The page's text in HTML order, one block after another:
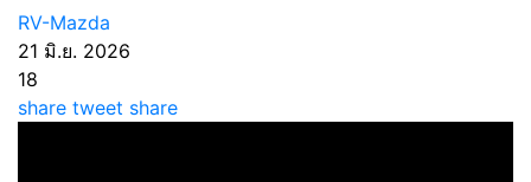
RV-Mazda
21 มิ.ย. 2026
18
share tweet share